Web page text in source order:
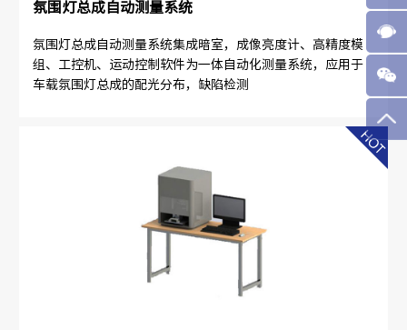
氛围灯总成自动测量系统
氛围灯总成自动测量系统集成暗室，成像亮度计、高精度模
组、工控机、运动控制软件为一体自动化测量系统，应用于
车载氛围灯总成的配光分布，缺陷检测